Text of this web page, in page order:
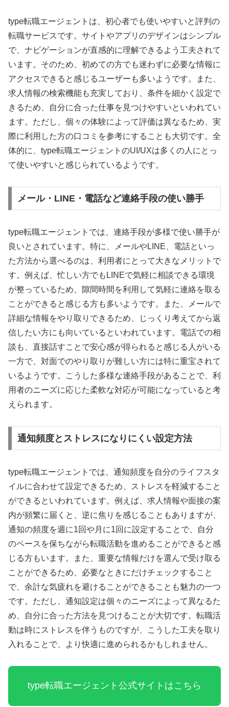
type転職エージェントは、初心者でも使いやすいと評判の
転職サービスです。サイトやアプリのデザインはシンプル
で、ナビゲーションが直感的に理解できるよう工夫されて
います。そのため、初めての方でも迷わずに必要な情報に
アクセスできると感じるユーザーも多いようです。また、
求人情報の検索機能も充実しており、条件を細かく設定で
きるため、自分に合った仕事を見つけやすいといわれてい
ます。ただし、個々の体験によって評価は異なるため、実
際に利用した方の口コミを参考にすることも大切です。全
体的に、type転職エージェントのUI/UXは多くの人にとっ
て使いやすいと感じられているようです。
メール・LINE・電話など連絡手段の使い勝手
type転職エージェントでは、連絡手段が多様で使い勝手が
良いとされています。特に、メールやLINE、電話といっ
た方法から選べるのは、利用者にとって大きなメリットで
す。例えば、忙しい方でもLINEで気軽に相談できる環境
が整っているため、隙間時間を利用して気軽に連絡を取る
ことができると感じる方も多いようです。また、メールで
詳細な情報をやり取りできるため、じっくり考えてから返
信したい方にも向いているといわれています。電話での相
談も、直接話すことで安心感が得られると感じる人がいる
一方で、対面でのやり取りが難しい方には特に重宝されて
いるようです。こうした多様な連絡手段があることで、利
用者のニーズに応じた柔軟な対応が可能になっていると考
えられます。
通知頻度とストレスになりにくい設定方法
type転職エージェントでは、通知頻度を自分のライフスタ
イルに合わせて設定できるため、ストレスを軽減すること
ができるといわれています。例えば、求人情報や面接の案
内が頻繁に届くと、逆に焦りを感じることもありますが、
通知の頻度を週に1回や月に1回に設定することで、自分
のペースを保ちながら転職活動を進めることができると感
じる方もいます。また、重要な情報だけを選んで受け取る
ことができるため、必要なときにだけチェックすること
で、余計な気疲れを避けることができることも魅力の一つ
です。ただし、通知設定は個々のニーズによって異なるた
め、自分に合った方法を見つけることが大切です。転職活
動は時にストレスを伴うものですが、こうした工夫を取り
入れることで、より快適に進められるかもしれません。
type転職エージェント公式サイトはこちら